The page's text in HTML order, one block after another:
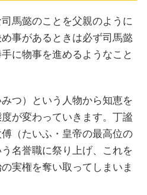
馬懿のことを父親のように
事があるときは必ず司馬懿
に物事を進めるようなこと
つ）という人物から知恵を
が変わっていきます。丁謐
（たいふ・皇帝の最高位の
名誉職に祭り上げ、これを
実権を奪い取ってしまいま